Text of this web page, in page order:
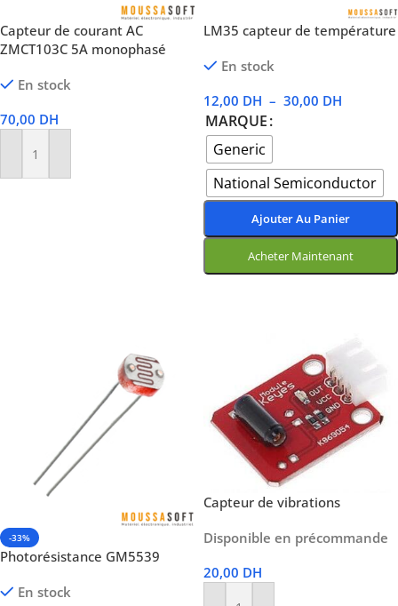
Capteur de courant AC
ZMCT103C 5A monophasé
En stock
70,00 DH
Ajouter Au Panier
LM35 capteur de température
En stock
12,00 DH – 30,00 DH
MARQUE
Generic
National Semiconductor
Ajouter Au Panier
Acheter Maintenant
-33%
Photorésistance GM5539
En stock
Capteur de vibrations
Disponible en précommande
20,00 DH